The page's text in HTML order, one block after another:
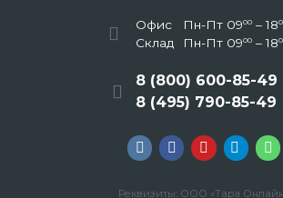
Офис Пн-Пт 0900– 18
Склад Пн-Пт 0900– 18
8 (800) 600-85-49
8 (495) 790-85-49
Реквизиты: ООО «Тара